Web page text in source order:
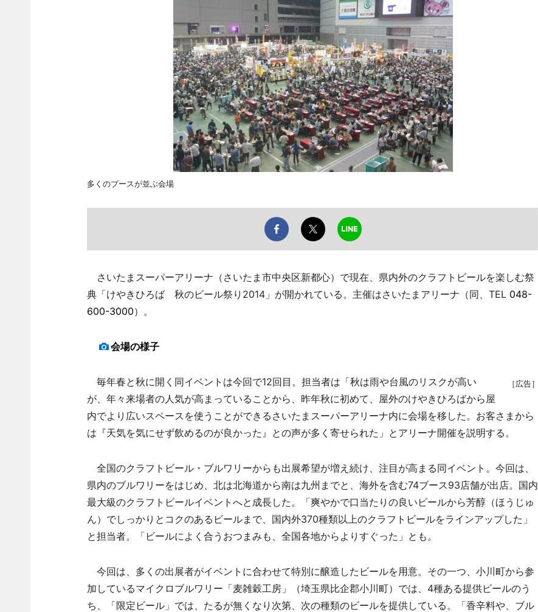
多くのブースが並ぶ会場
さいたまスーパーアリーナ（さいたま市中央区新都心）で現在、県内外のクラフトビールを楽しむ祭
典「けやきひろば 秋のビール祭り2014」が開かれている。主催はさいたまアリーナ（同、TEL 048-
600-3000）。
会場の様子
［広告］
毎年春と秋に開く同イベントは今回で12回目。担当者は「秋は雨や台風のリスクが高い
が、年々来場者の人気が高まっていることから、昨年秋に初めて、屋外のけやきひろばから屋
内でより広いスペースを使うことができるさいたまスーパーアリーナ内に会場を移した。お客さまから
は『天気を気にせず飲めるのが良かった』との声が多く寄せられた」とアリーナ開催を説明する。
全国のクラフトビール・ブルワリーからも出展希望が増え続け、注目が高まる同イベント。今回は、
県内のブルワリーをはじめ、北は北海道から南は九州までと、海外を含む74ブース93店舗が出店。国内
最大級のクラフトビールイベントへと成長した。「爽やかで口当たりの良いビールから芳醇（ほうじゅ
ん）でしっかりとコクのあるビールまで、国内外370種類以上のクラフトビールをラインアップした」
と担当者。「ビールによく合うおつまみも、全国各地からよりすぐった」とも。
今回は、多くの出展者がイベントに合わせて特別に醸造したビールを用意。その一つ、小川町から参
加しているマイクロブルワリー「麦雑穀工房」（埼玉県比企郡小川町）では、4種ある提供ビールのう
ち、「限定ビール」では、たるが無くなり次第、次の種類のビールを提供している。「香辛料や、ブル